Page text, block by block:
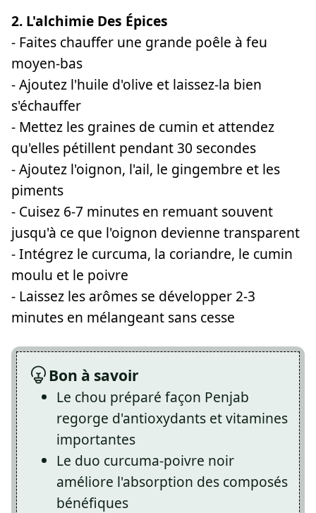
2. L'alchimie Des Épices
- Faites chauffer une grande poêle à feu
moyen-bas
- Ajoutez l'huile d'olive et laissez-la bien
s'échauffer
- Mettez les graines de cumin et attendez
qu'elles pétillent pendant 30 secondes
- Ajoutez l'oignon, l'ail, le gingembre et les
piments
- Cuisez 6-7 minutes en remuant souvent
jusqu'à ce que l'oignon devienne transparent
- Intégrez le curcuma, la coriandre, le cumin
moulu et le poivre
- Laissez les arômes se développer 2-3
minutes en mélangeant sans cesse
Bon à savoir
Le chou préparé façon Penjab
regorge d'antioxydants et vitamines
importantes
Le duo curcuma-poivre noir
améliore l'absorption des composés
bénéfiques